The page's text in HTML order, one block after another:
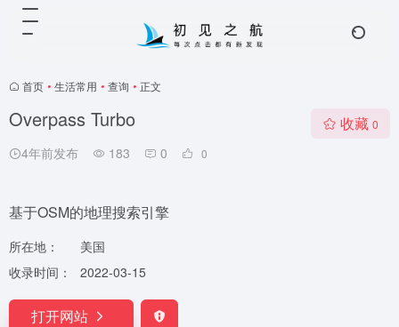
首页 • 生活常用 • 查询 • 正文
Overpass Turbo
4年前发布 183 0 0
收藏 0
基于OSM的地理搜索引擎
所在地：
美国
收录时间：
2022-03-15
打开网站